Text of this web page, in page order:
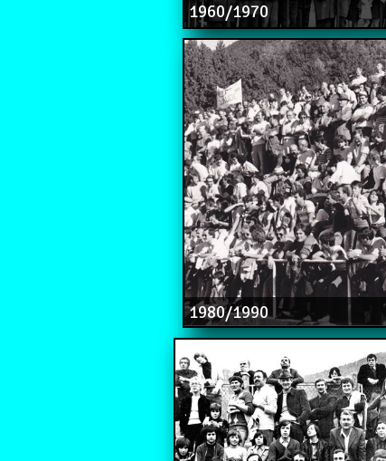
1960/1970
1980/1990